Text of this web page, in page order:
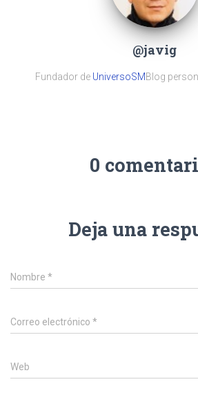
@javig
Fundador de UniversoSMBlog
0
Deja una
Nombre *
Correo electrónico *
Web